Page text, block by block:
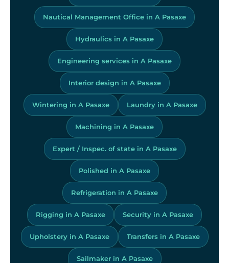
Nautical Management Office in A Pasaxe
Hydraulics in A Pasaxe
Engineering services in A Pasaxe
Interior design in A Pasaxe
Wintering in A Pasaxe Laundry in A Pasaxe
Machining in A Pasaxe
Expert / Inspec. of state in A Pasaxe
Polished in A Pasaxe
Refrigeration in A Pasaxe
Rigging in A Pasaxe Security in A Pasaxe
Upholstery in A Pasaxe Transfers in A Pasaxe
Sailmaker in A Pasaxe